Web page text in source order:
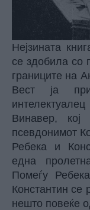
Нејзината
се здобила со
границите на
Вест ја
Винавер,
псевдонимот
Ребека и
една
Помеѓу
Константин се
нешто повеќе